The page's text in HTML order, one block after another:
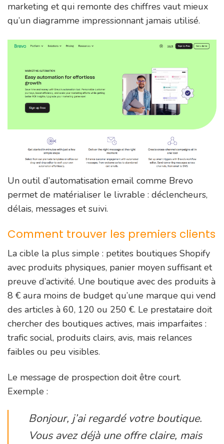
marketing et qui remonte des chiffres vaut mieux
qu’un diagramme impressionnant jamais utilisé.
Un outil d’automatisation email comme Brevo
permet de matérialiser le livrable : déclencheurs,
délais, messages et suivi.
Comment trouver les premiers clients
La cible la plus simple : petites boutiques Shopify
avec produits physiques, panier moyen suffisant et
preuve d’activité. Une boutique avec des produits à
8 € aura moins de budget qu’une marque qui vend
des articles à 60, 120 ou 250 €. Le prestataire doit
chercher des boutiques actives, mais imparfaites :
trafic social, produits clairs, avis, mais relances
faibles ou peu visibles.
Le message de prospection doit être court.
Exemple :
Bonjour, j’ai regardé votre boutique.
Vous avez déjà une offre claire, mais